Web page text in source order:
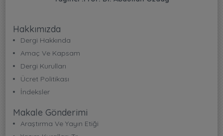
Hakkımızda
Dergi Hakkında
Amaç Ve Kapsam
Dergi Kurulları
Ücret Politikası
İndeksler
Makale Gönderimi
Araştırma Ve Yayın Etiği